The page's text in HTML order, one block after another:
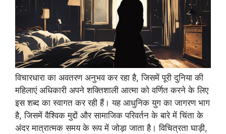
विचारधारा का अवतरण अनुभव कर रहा है, जिसमें पूरी दुनिया की
महिलाएं अधिकारी अपने शक्तिशाली आत्मा को वर्णित करने के लिए
इस शब्द का स्वागत कर रही हैं। यह आधुनिक युग का जागरण भाग
है, जिसमें वैश्विक मुद्दों और सामाजिक परिवर्तन के बारे में चिंता के
अंदर मात्रात्मक समय के रूप में जोड़ा जाता है। विचित्रता घाड़ी,